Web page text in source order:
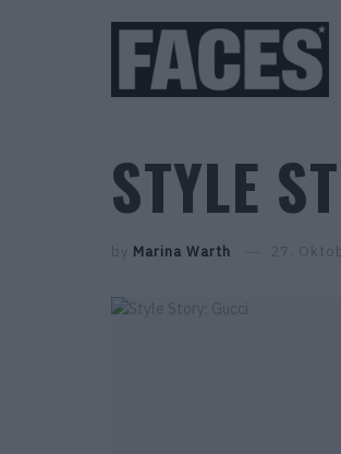
STYLE
by Marina Warth 27.